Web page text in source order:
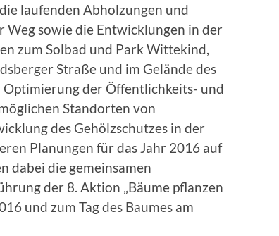
laufenden Abholzungen und
sowie die Entwicklungen in der
zum Solbad und Park Wittekind,
Straße und im Gelände des
der Öffentlichkeits- und
Standorten von
des Gehölzschutzes in der
Planungen für das Jahr 2016 auf
dabei die gemeinsamen
der 8. Aktion „Bäume pflanzen
und zum Tag des Baumes am